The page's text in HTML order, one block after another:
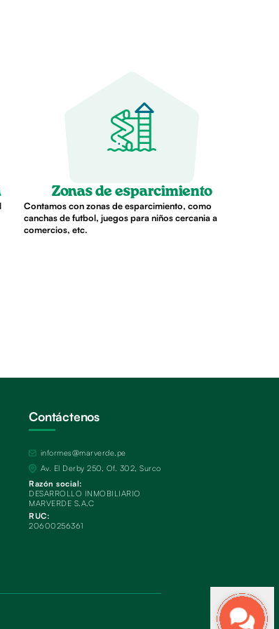
Zonas de esparcimiento
Contamos con zonas de esparcimiento, como
canchas de futbol, juegos para niños cercania a
comercios, etc.
Contáctenos
informes@marverde.pe
Av. El Derby 250, Of. 302, Surco
Razón social:
DESARROLLO INMOBILIARIO
MARVERDE S.A.C
RUC:
20600256361